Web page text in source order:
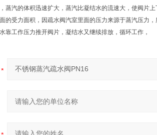
蒸汽的体积迅速扩大，蒸汽比凝结水的流速大，使阀片
的受力面积，因疏水阀汽室里面的压力来源于蒸汽压力
靠工作压力推开阀片，凝结水又继续排放，循环工作，